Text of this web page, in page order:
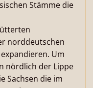
Stämme die
norddeutschen
Um
nördlich der Lippe
Sachsen die im